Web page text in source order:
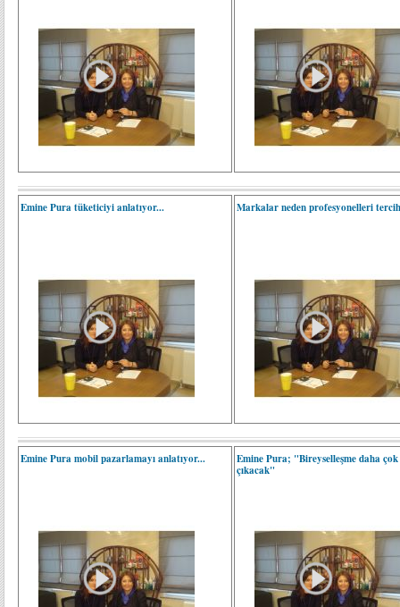
Emine Pura tüketiciyi anlatıyor... Markalar neden profesyonelleri
Emine Pura mobil pazarlamayı anlatıyor...
Emine Pura; "Bireyselleşme daha
çıkacak"